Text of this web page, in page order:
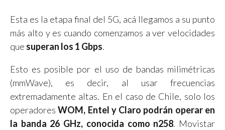
Esta es la etapa final del 5G, acá llegamos a su punto
más alto y es cuando comenzamos a ver velocidades
que superan los 1 Gbps.
Esto es posible por el uso de bandas milimétricas
(mmWave), es decir, al usar frecuencias
extremadamente altas. En el caso de Chile, solo los
operadoresWOM, Entel y Claro podrán operar en
la banda 26 GHz, conocida como n258. Movistar